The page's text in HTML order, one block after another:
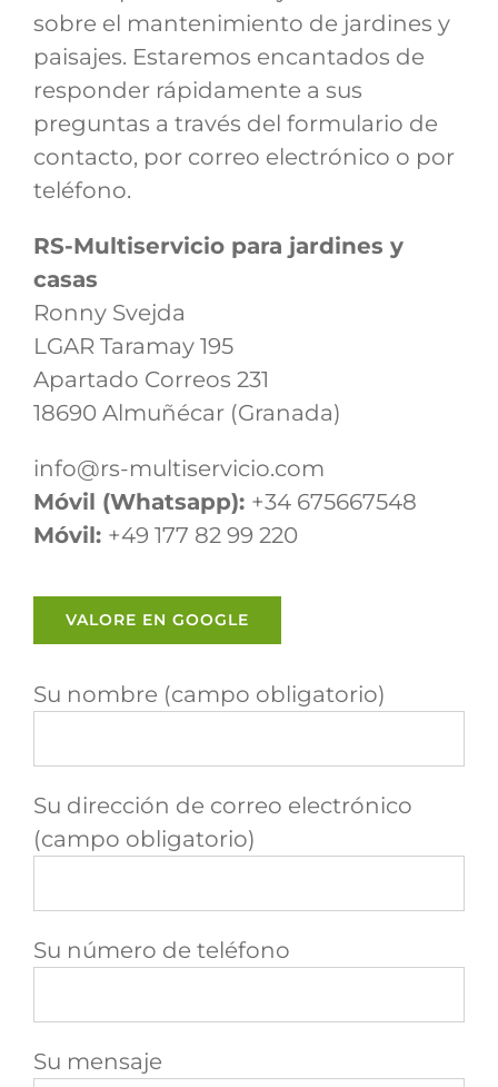
sobre el mantenimiento de jardines y
paisajes. Estaremos encantados de
responder rápidamente a sus
preguntas a través del formulario de
contacto, por correo electrónico o por
teléfono.
RS-Multiservicio para jardines y
casas
Ronny Svejda
LGAR Taramay 195
Apartado Correos 231
18690 Almuñécar (Granada)
info@rs-multiservicio.com
Móvil (Whatsapp): +34 675667548
Móvil: +49 177 82 99 220
VALORE EN GOOGLE
Su nombre (campo obligatorio)
Su dirección de correo electrónico
(campo obligatorio)
Su número de teléfono
Su mensaje